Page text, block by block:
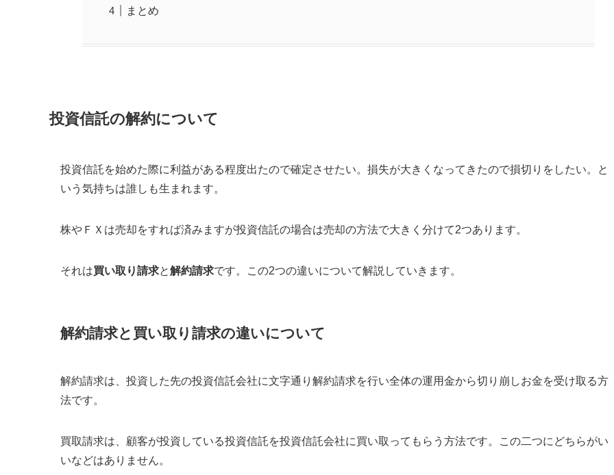
まとめ
投資信託の解約について
投資信託を始めた際に利益がある程度出たので確定させたい。損失が大きくなってきたので損切りをしたい。と
いう気持ちは誰しも生まれます。
株やＦＸは売却をすれば済みますが投資信託の場合は売却の方法で大きく分けて2つあります。
それは買い取り請求と解約請求です。この2つの違いについて解説していきます。
解約請求と買い取り請求の違いについて
解約請求は、投資した先の投資信託会社に文字通り解約請求を行い全体の運用金から切り崩しお金を受け取る方
法です。
買取請求は、顧客が投資している投資信託を投資信託会社に買い取ってもらう方法です。この二つにどちらがい
いなどはありません。